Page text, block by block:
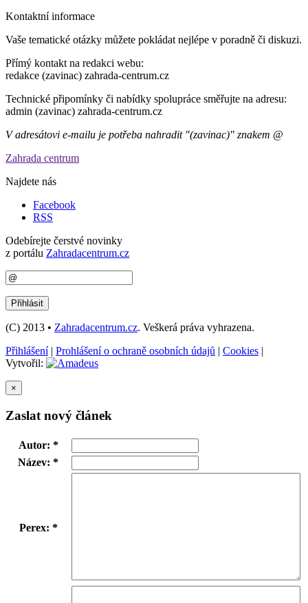
Kontaktní informace
Vaše tematické otázky můžete pokládat nejlépe v poradně či diskuzi.
Přímý kontakt na redakci webu:
redakce (zavinac) zahrada-centrum.cz
Technické připomínky či nabídky spolupráce směřujte na adresu:
admin (zavinac) zahrada-centrum.cz
V adresátovi e-mailu je potřeba nahradit "(zavinac)" znakem @
Zahrada centrum
Najdete nás
Facebook
RSS
Odebírejte čerstvé novinky
z portálu Zahradacentrum.cz
(C) 2013 • Zahradacentrum.cz. Veškerá práva vyhrazena.
Přihlášení| Prohlášení o ochraně osobních údajů | Cookies |
Vytvořil:
×
Zaslat nový článek
Autor: *
Název: *
Perex: *